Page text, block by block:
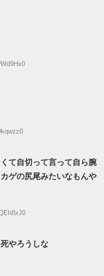
て自切って言って自ら腕
ゲの尻尾みたいなもんや
やろうしな